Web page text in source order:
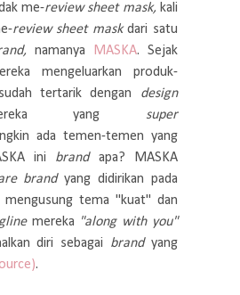
me-review sheet mask, kali
review sheet maskdari satu
namanya MASKA. Sejak
mengeluarkan produk-
tertarik dengan design
yang super
ada temen-temen yang
ini brandapa? MASKA
brandyang didirikan pada
tema "kuat" dan
mereka "along with you"
diri sebagai brand yang
.